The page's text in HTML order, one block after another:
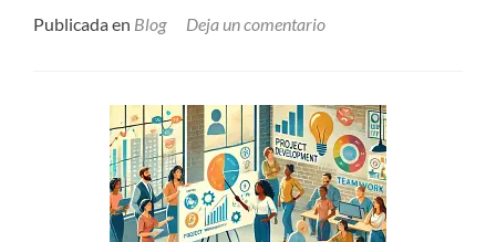
Publicada en Blog Deja un comentario